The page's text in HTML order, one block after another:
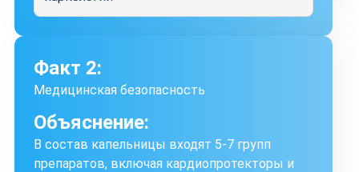
Факт 2:
Медицинская безопасность
Объяснение:
В состав капельницы входят 5-7 групп
препаратов, включая кардиопротекторы и